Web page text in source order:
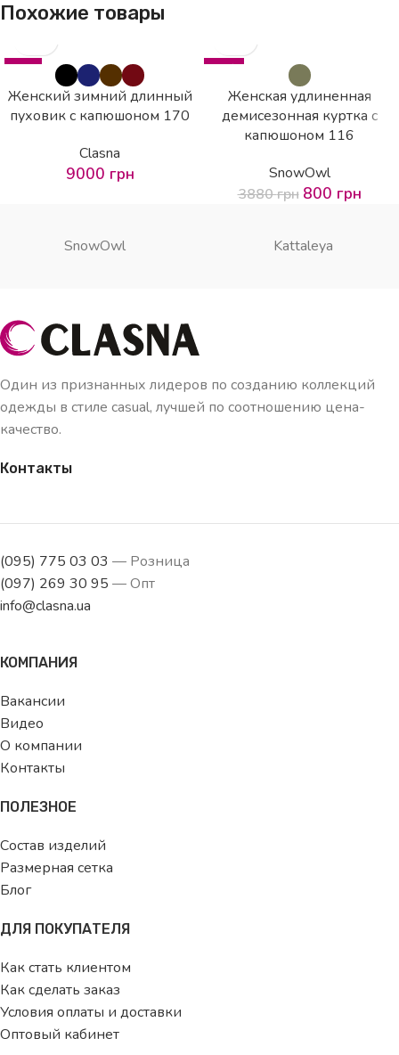
Похожие товары
HOT
Женский зимний длинный
пуховик с капюшоном 170
Clasna
9000 грн
-79%
Женская удлиненная
демисезонная куртка с
капюшоном 116
SnowOwl
3880грн 800 грн
SnowOwl Kattaleya
Один из признанных лидеров по созданию коллекций
одежды в стиле casual, лучшей по соотношению цена-
качество.
Контакты
(095) 775 03 03 — Розница
(097) 269 30 95 — Опт
info@clasna.ua
КОМПАНИЯ
Вакансии
Видео
О компании
Контакты
ПОЛЕЗНОЕ
Состав изделий
Размерная сетка
Блог
ДЛЯ ПОКУПАТЕЛЯ
Как стать клиентом
Как сделать заказ
Условия оплаты и доставки
Оптовый кабинет